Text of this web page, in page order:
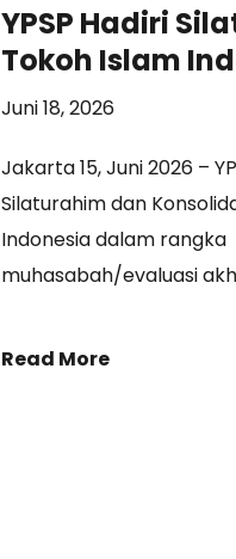
YPSP Hadiri
Tokoh Islam
Juni 18, 2026
Jakarta 15, Juni 2026 –
Silaturahim dan
Indonesia dalam rangka
muhasabah/evaluasi
Read More